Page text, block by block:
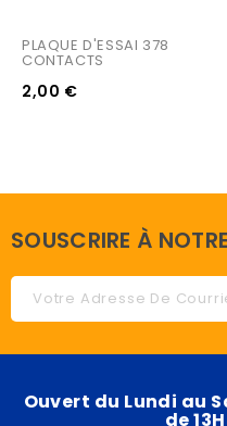
PLAQUE D'ESSAI 378
CONTACTS
2,00 €
SOUSCRIRE À
Ouvert du Lundi au
de